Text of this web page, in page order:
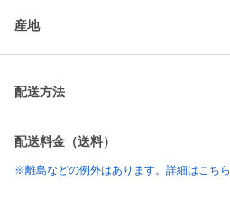
産地
配送方法
配送料金（送料）
※離島などの例外はあります。詳細はこちら